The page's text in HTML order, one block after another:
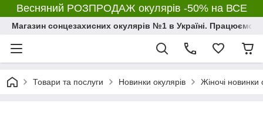
Весняний РОЗПРОДАЖ окулярів -50% на ВСЕ
Магазин сонцезахисних окулярів №1 в Україні. Працюємо з
Товари та послуги Новинки окулярів Жіночі новинки